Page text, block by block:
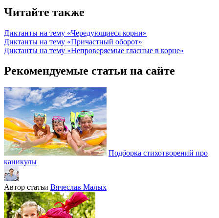
Читайте также
Диктанты на тему «Чередующиеся корни»
Диктанты на тему «Причастный оборот»
Диктанты на тему «Непроверяемые гласные в корне»
Рекомендуемые статьи на сайте
Подборка стихотворений про
каникулы
Автор статьи Вячеслав Малых